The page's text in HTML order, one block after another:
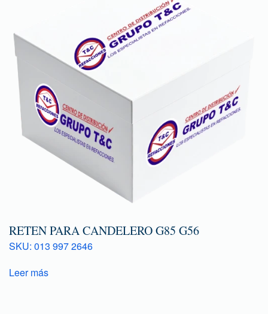
RETEN PARA CANDELERO G85 G56
SKU: 013 997 2646
Leer más